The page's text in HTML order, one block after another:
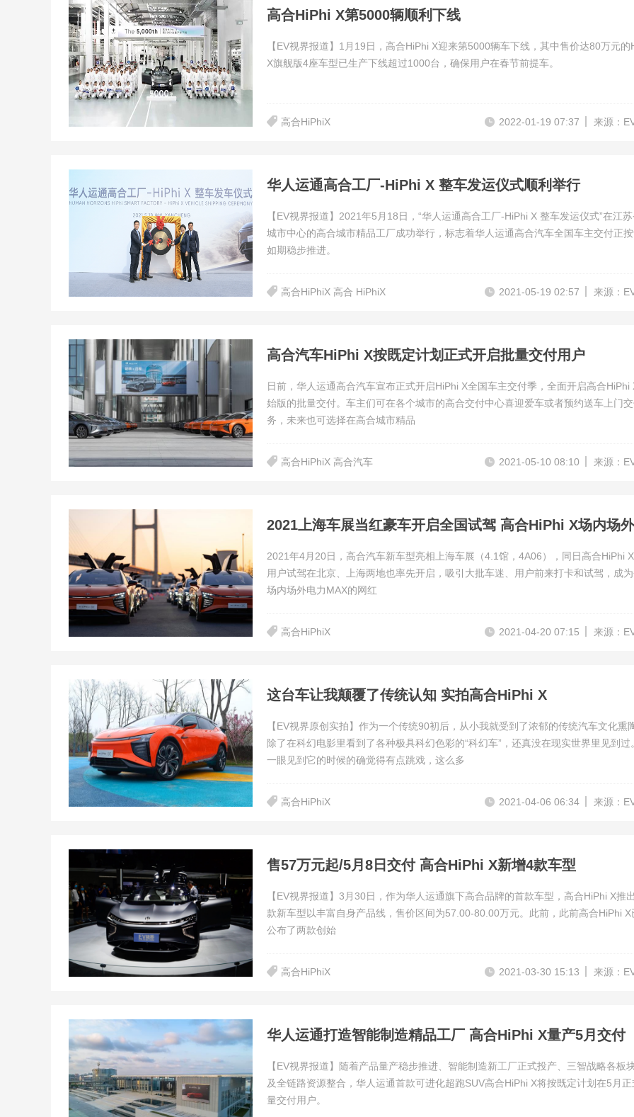
高合HiPhi X第5000辆顺利下线
【EV视界报道】1月19日，高合HiPhi X迎来第5000辆车下线，其中售价达80万元的
X旗舰版4座车型已生产下线超过1000台，确保用户在春节前提车。
高合HiPhiX 来源：
2022-01-19 07:37
华人运通高合工厂-HiPhi X 整车发运仪式顺利举行
【EV视界报道】2021年5月18日，“华人运通高合工厂-HiPhi X 整车发运仪式”在江
城市中心的高合城市精品工厂成功举行，标志着华人运通高合汽车全国车主交付正按
如期稳步推进。
高合HiPhiX 高合 HiPhiX 来源：
2021-05-19 02:57
高合汽车HiPhi X按既定计划正式开启批量交付用户
日前，华人运通高合汽车宣布正式开启HiPhi X全国车主交付季，全面开启高合HiPhi
始版的批量交付。车主们可在各个城市的高合交付中心喜迎爱车或者预约送车上门
务，未来也可选择在高合城市精品
高合HiPhiX 高合汽车 来源：
2021-05-10 08:10
2021年4月20日，高合汽车新车型亮相上海车展（4.1馆，4A06），同日高合HiPhi
用户试驾在北京、上海两地也率先开启，吸引大批车迷、用户前来打卡和试驾，成
场内场外电力MAX的网红
高合HiPhiX 来源：
2021-04-20 07:15
这台车让我颠覆了传统认知 实拍高合HiPhi X
【EV视界原创实拍】作为一个传统90初后，从小我就受到了浓郁的传统汽车文化熏
除了在科幻电影里看到了各种极具科幻色彩的“科幻车”，还真没在现实世界里见到过
一眼见到它的时候的确觉得有点跳戏，这么多
高合HiPhiX 来源：
2021-04-06 06:34
售57万元起/5月8日交付 高合HiPhi X新增4款车型
【EV视界报道】3月30日，作为华人运通旗下高合品牌的首款车型，高合HiPhi X推
款新车型以丰富自身产品线，售价区间为57.00-80.00万元。此前，此前高合HiPhi X
公布了两款创始
高合HiPhiX 来源：
2021-03-30 15:13
华人运通打造智能制造精品工厂 高合HiPhi X量产5月交付
【EV视界报道】随着产品量产稳步推进、智能制造新工厂正式投产、三智战略各板
及全链路资源整合，华人运通首款可进化超跑SUV高合HiPhi X将按既定计划在5月
量交付用户。